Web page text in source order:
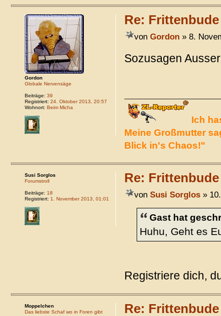
Re:
von Gordon» 8.
Sozusagen
Ich
Meine Großmutter
Blick in's Chaos!"
Gordon
Globale Nervensäge
Beiträge: 39
Registriert: 24. Oktober 2013, 20:57
Wohnort: Beim Micha
Re:
von Susi Sorglos» 10.
Gast hat
Huhu, Geht es
Registriere dich,
Susi Sorglos
Forumstroll
Beiträge: 18
Registriert: 1. November 2013, 01:01
Re:
Moppelchen
Das liebste Schaf wo in Foren gibt